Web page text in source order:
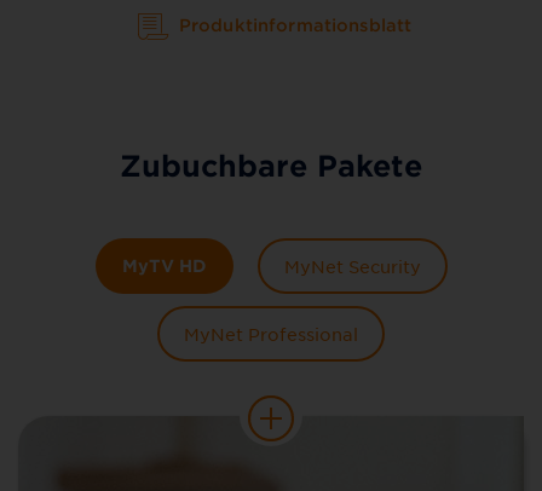
Produktinformationsblatt
Zubuchbare Pakete
MyTV HD MyNet Security
MyNet Professional